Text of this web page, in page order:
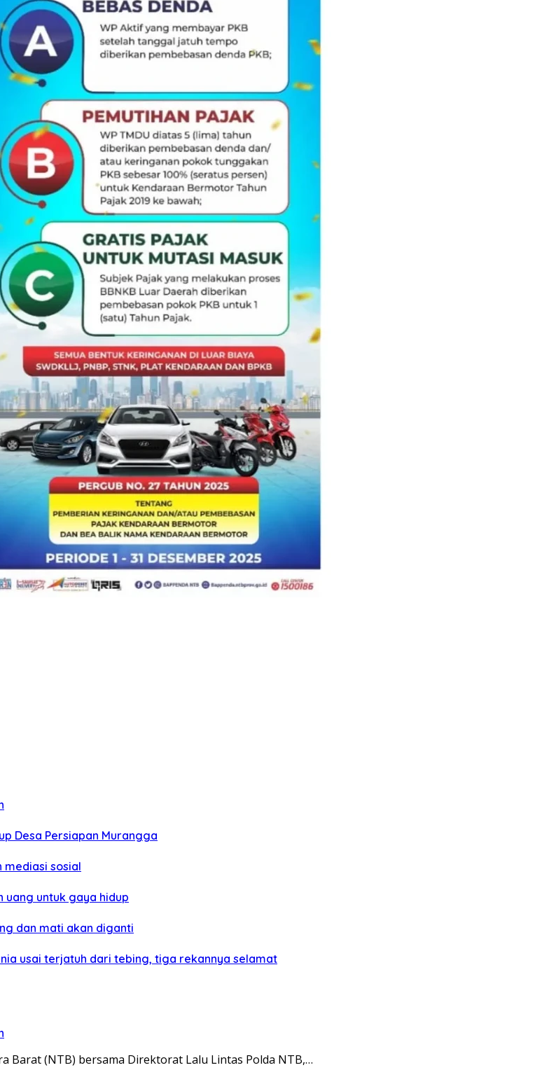
Desa Persiapan Murangga
mediasi sosial
uang untuk gaya hidup
dan mati akan diganti
usai terjatuh dari tebing, tiga rekannya selamat
Barat (NTB) bersama Direktorat Lalu Lintas Polda NTB,…